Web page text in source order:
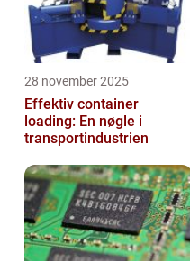
28 november 2025
Effektiv container
loading: En nøgle i
transportindustrien